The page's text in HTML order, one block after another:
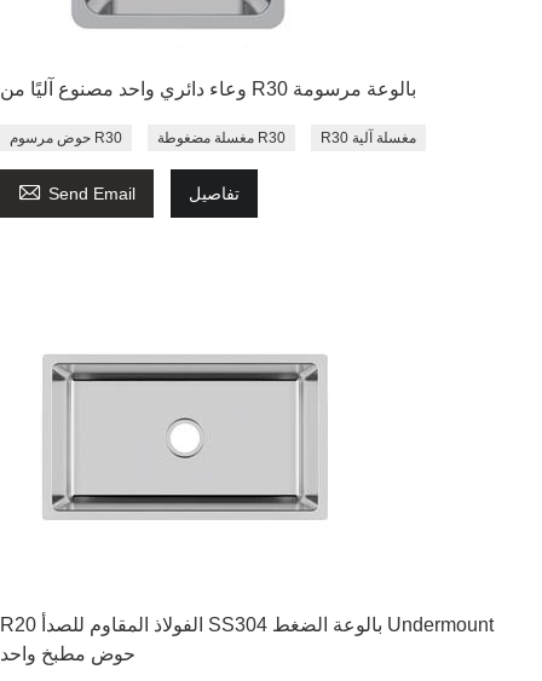
وعاء دائري واحد مصنوع آليًا من R30 بالوعة مرسومة
حوض مرسوم R30 مغسلة مضغوطة R30 R30 مغسلة آلية
 Send Email تفاصيل
R20 الفولاذ المقاوم للصدأ SS304 بالوعة الضغط Undermount
حوض مطبخ واحد